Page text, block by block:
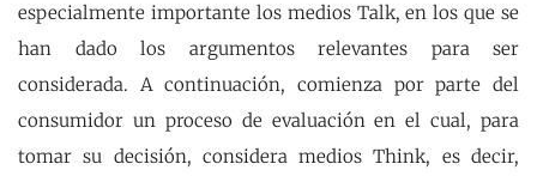
especialmente importante los medios Talk, en los que se
han dado los argumentos relevantes para ser
considerada. A continuación, comienza por parte del
consumidor un proceso de evaluación en el cual, para
tomar su decisión, considera medios Think, es decir,